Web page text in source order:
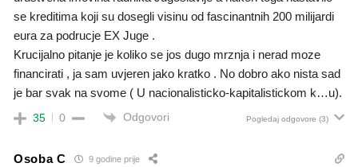
se kreditima koji su dosegli visinu od fascinantnih 200 milijardi
eura za podrucje EX Juge .
Krucijalno pitanje je koliko se jos dugo mrznja i nerad moze
financirati , ja sam uvjeren jako kratko . No dobro ako nista sad
je bar svak na svome ( U nacionalisticko-kapitalistickom k…u).
35 0 Odgovori Pogledaj odgovore (3)
Osoba C 9 godine prije